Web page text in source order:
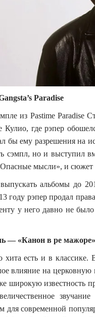
Paradise
из Pastime Paradise
Кулио, где рэпер
бы ему разрешения на
сэмпл, но и выступил
мысли», и сюжет
альбомы до
году рэпер продал
у него давно не
— «Канон в ре мажоре»
хита есть и в классике.
влияние на
широкую известность
для современной